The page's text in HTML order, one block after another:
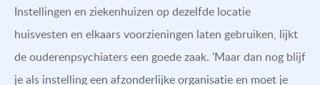
Instellingen en ziekenhuizen op dezelfde locatie
huisvesten en elkaars voorzieningen laten gebruiken, lijkt
de ouderenpsychiaters een goede zaak. 'Maar dan nog blijf
je als instelling een afzonderlijke organisatie en moet je